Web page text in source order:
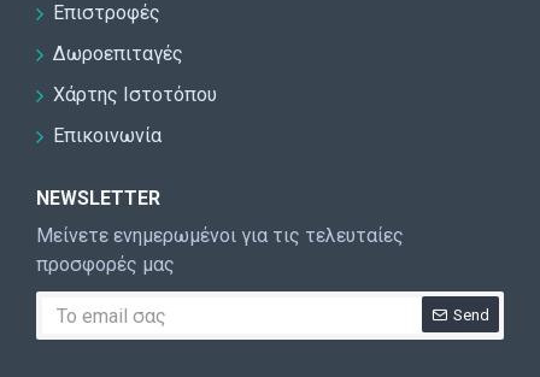
Επιστροφές
Δωροεπιταγές
Χάρτης Ιστοτόπου
Επικοινωνία
NEWSLETTER
Μείνετε ενημερωμένοι για τις τελευταίες
προσφορές μας
Send